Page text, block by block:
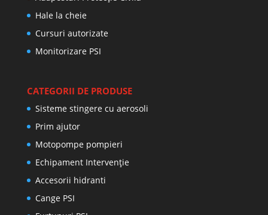
Hale la cheie
Cursuri autorizate
Monitorizare PSI
CATEGORII DE PRODUSE
Sisteme stingere cu aerosoli
Prim ajutor
Motopompe pompieri
Echipament Intervenție
Accesorii hidranti
Cange PSI